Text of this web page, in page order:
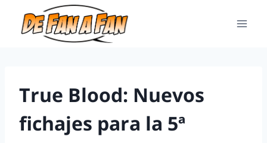
True Blood: Nuevos
fichajes para la 5ª